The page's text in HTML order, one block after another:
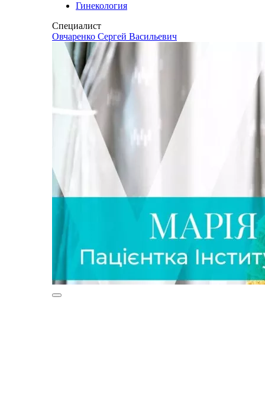
Гинекология
Специалист
Овчаренко Сергей Васильевич